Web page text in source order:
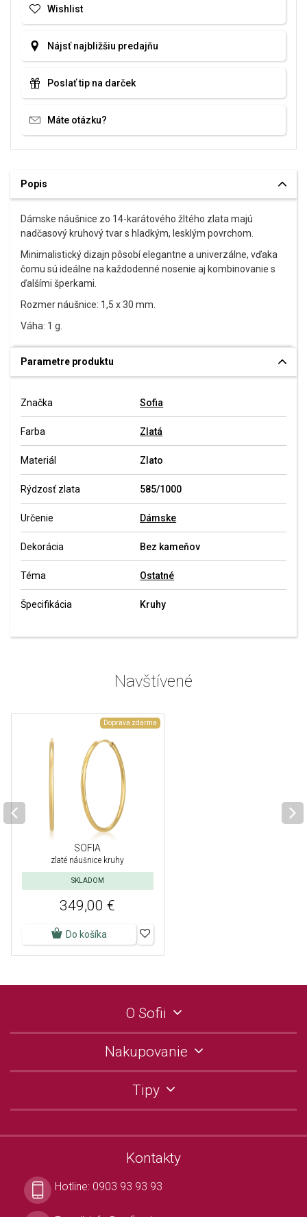
Wishlist
Nájsť najbližšiu predajňu
Poslať tip na darček
Máte otázku?
Popis
Dámske náušnice zo 14-karátového žltého zlata majú
nadčasový kruhový tvar s hladkým, lesklým povrchom.
Minimalistický dizajn pôsobí elegantne a univerzálne, vďaka
čomu sú ideálne na každodenné nosenie aj kombinovanie s
ďalšími šperkami.
Rozmer náušnice: 1,5 x 30 mm.
Váha: 1 g.
Parametre produktu
Značka Sofia
Farba Zlatá
Materiál Zlato
Rýdzosť zlata 585/1000
Určenie Dámske
Dekorácia Bez kameňov
Téma Ostatné
Špecifikácia Kruhy
Navštívené
Doprava zdarma
SOFIA
zlaté náušnice kruhy
SKLADOM
349,00 €
Do košíka
O Sofii
Nakupovanie
Tipy
Kontakty
Hotline: 0903 93 93 93